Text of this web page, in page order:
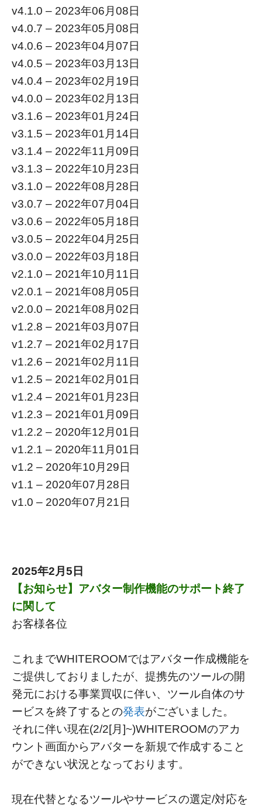
v4.1.0 – 2023年06月08日
v4.0.7 – 2023年05月08日
v4.0.6 – 2023年04月07日
v4.0.5 – 2023年03月13日
v4.0.4 – 2023年02月19日
v4.0.0 – 2023年02月13日
v3.1.6 – 2023年01月24日
v3.1.5 – 2023年01月14日
v3.1.4 – 2022年11月09日
v3.1.3 – 2022年10月23日
v3.1.0 – 2022年08月28日
v3.0.7 – 2022年07月04日
v3.0.6 – 2022年05月18日
v3.0.5 – 2022年04月25日
v3.0.0 – 2022年03月18日
v2.1.0 – 2021年10月11日
v2.0.1 – 2021年08月05日
v2.0.0 – 2021年08月02日
v1.2.8 – 2021年03月07日
v1.2.7 – 2021年02月17日
v1.2.6 – 2021年02月11日
v1.2.5 – 2021年02月01日
v1.2.4 – 2021年01月23日
v1.2.3 – 2021年01月09日
v1.2.2 – 2020年12月01日
v1.2.1 – 2020年11月01日
v1.2 – 2020年10月29日
v1.1 – 2020年07月28日
v1.0 – 2020年07月21日
2025年2月5日
【お知らせ】アバター制作機能のサポート終了
に関して
お客様各位
これまでWHITEROOMではアバター作成機能を
ご提供しておりましたが、提携先のツールの開
発元における事業買収に伴い、ツール自体のサ
ービスを終了するとの発表がございました。
それに伴い現在(2/2[月]~)WHITEROOMのアカ
ウント画面からアバターを新規で作成すること
ができない状況となっております。
現在代替となるツールやサービスの選定/対応を